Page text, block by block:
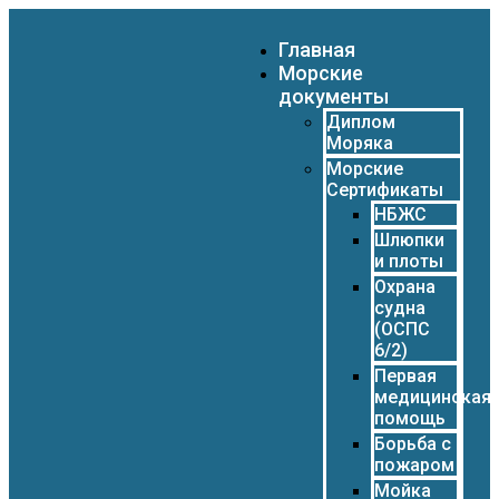
Главная
Морские
документы
Диплом
Моряка
Морские
Сертификаты
НБЖС
Шлюпки
и плоты
Охрана
судна
(ОСПС
6/2)
Первая
медицинская
помощь
Борьба с
пожаром
Мойка